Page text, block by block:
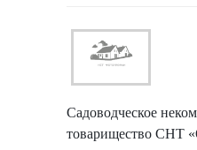
Садоводческое
товарищество СНТ